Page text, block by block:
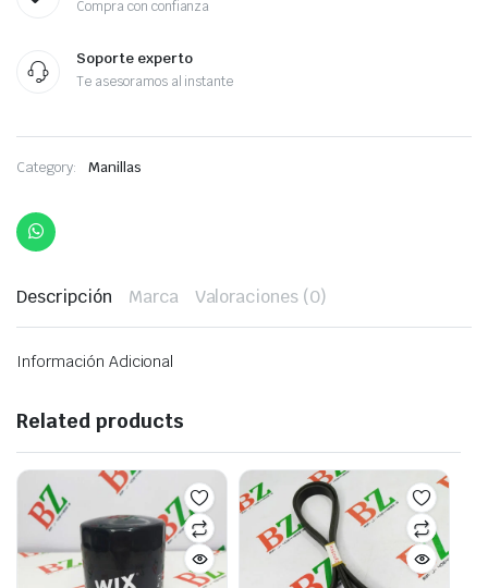
Compra con confianza
Soporte experto
Te asesoramos al instante
Category: Manillas
Descripción Marca Valoraciones (0)
Información Adicional
Related products